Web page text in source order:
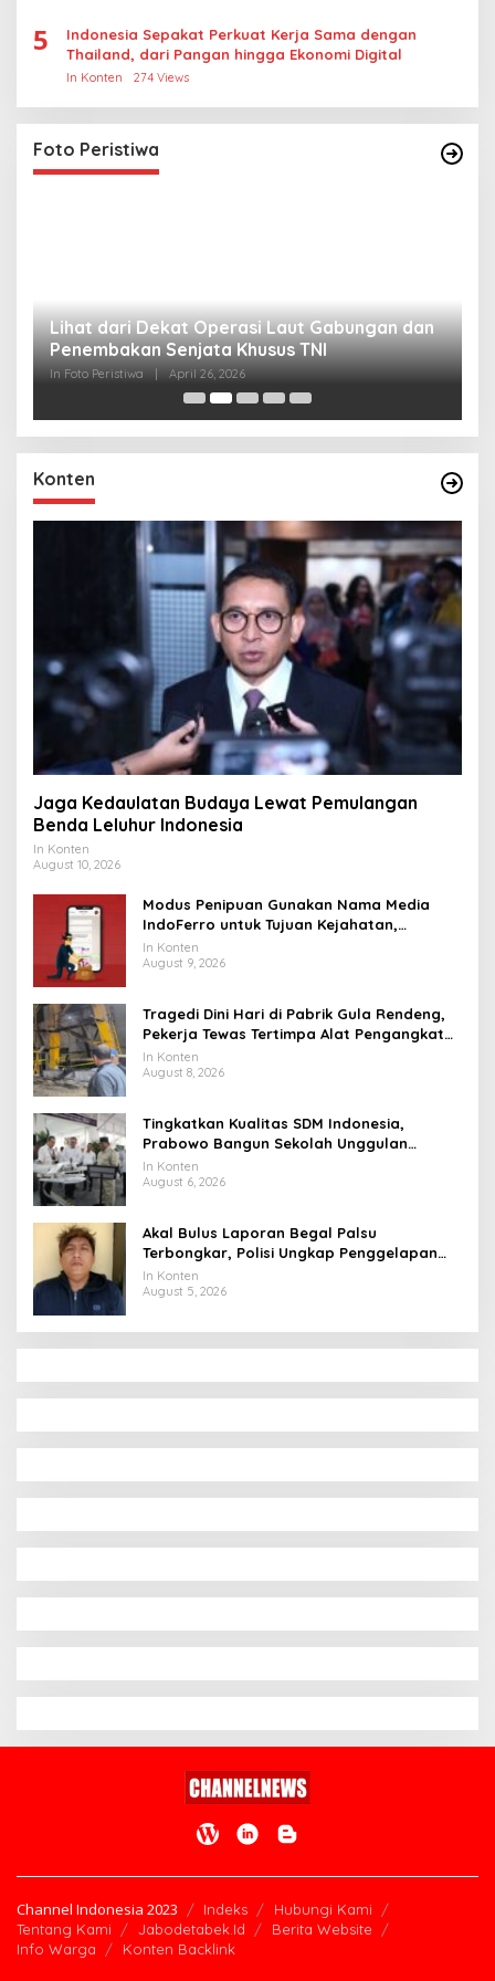
5
Indonesia Sepakat Perkuat Kerja Sama dengan
Thailand, dari Pangan hingga Ekonomi Digital
In Konten 274 Views
Foto Peristiwa
Lihat dari Dekat Operasi Laut Gabungan dan
Penembakan Senjata Khusus TNI
In Foto Peristiwa April 26, 2026
Konten
Jaga Kedaulatan Budaya Lewat Pemulangan
Benda Leluhur Indonesia
In Konten
August 10, 2026
Modus Penipuan Gunakan Nama Media
IndoFerro untuk Tujuan Kejahatan,
Waspadalah!
In Konten
August 9, 2026
Tragedi Dini Hari di Pabrik Gula Rendeng,
Pekerja Tewas Tertimpa Alat Pengangkat
Tebu
In Konten
August 8, 2026
Tingkatkan Kualitas SDM Indonesia,
Prabowo Bangun Sekolah Unggulan
hingga Undang Universitas Terbaik Dunia
In Konten
August 6, 2026
Akal Bulus Laporan Begal Palsu
Terbongkar, Polisi Ungkap Penggelapan
Uang Perusahaan untuk Crypto
In Konten
August 5, 2026
Channel Indonesia 2023 Indeks
Hubungi Kami
Tentang Kami
Jabodetabek.Id
Berita Website
Info Warga
Konten Backlink